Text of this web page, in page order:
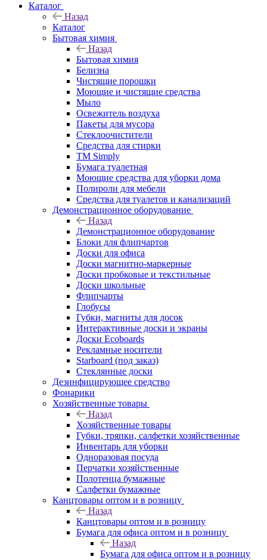
Каталог
Назад
Каталог
Бытовая химия
Назад
Бытовая химия
Белизна
Чистящие порошки
Моющие и чистящие средства
Мыло
Освежитель воздуха
Пакеты для мусора
Стеклоочистители
Средства для стирки
TM Simply
Бумага туалетная
Моющие средства для уборки дома
Полироли для мебели
Средства для туалетов и канализаций
Демонстрационное оборудование
Назад
Демонстрационное оборудование
Блоки для флипчартов
Доски для офиса
Доски магнитно-маркерные
Доски пробковые и текстильные
Доски школьные
Флипчарты
Глобусы
Губки, магниты для досок
Интерактивные доски и экраны
Доски Ecoboards
Рекламные носители
Starboard (под заказ)
Стеклянные доски
Дезинфицирующее средство
Фонарики
Хозяйственные товары
Назад
Хозяйственные товары
Губки, тряпки, салфетки хозяйственные
Инвентарь для уборки
Одноразовая посуда
Перчатки хозяйственные
Полотенца бумажные
Салфетки бумажные
Канцтовары оптом и в розницу
Назад
Канцтовары оптом и в розницу
Бумага для офиса оптом и в розницу
Назад
Бумага для офиса оптом и в розницу